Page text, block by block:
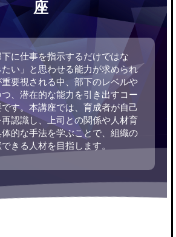
座
に仕事を指示するだけではな
たい」と思わせる能力が求められ
重要視される中、部下のレベルや
、潜在的な能力を引き出すコー
す。本講座では、育成者が自己
認識し、上司との関係や人材育
的な手法を学ぶことで、組織の
きる人材を目指します。